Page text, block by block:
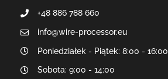
+48 886 788 660
info@wire-processor.eu
Poniedziałek - Piątek: 8:00 - 16:00
Sobota: 9:00 - 14:00